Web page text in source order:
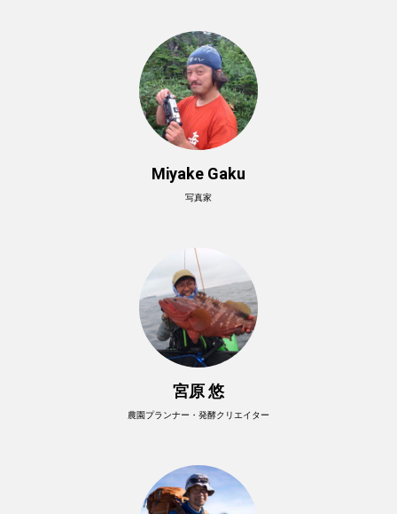
Miyake Gaku
写真家
宮原 悠
農園プランナー・発酵クリエイター